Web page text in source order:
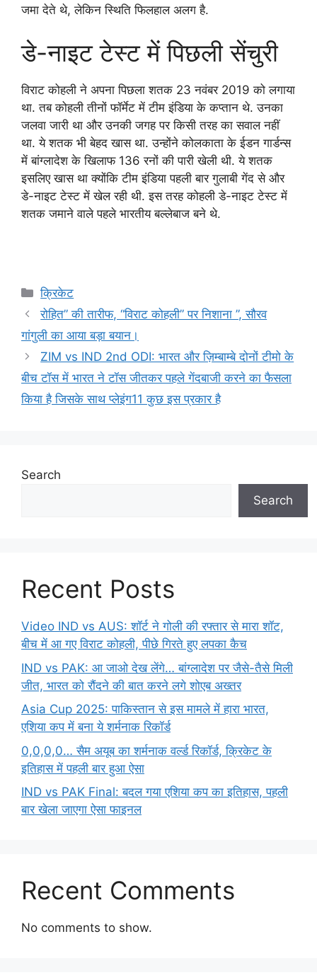
जमा देते थे, लेकिन स्थिति फिलहाल अलग है.
डे-नाइट टेस्ट में पिछली सेंचुरी
विराट कोहली ने अपना पिछला शतक 23 नवंबर 2019 को लगाया
था. तब कोहली तीनों फॉर्मेट में टीम इंडिया के कप्तान थे. उनका
जलवा जारी था और उनकी जगह पर किसी तरह का सवाल नहीं
था. ये शतक भी बेहद खास था. उन्होंने कोलकाता के ईडन गार्डन्स
में बांग्लादेश के खिलाफ 136 रनों की पारी खेली थी. ये शतक
इसलिए खास था क्योंकि टीम इंडिया पहली बार गुलाबी गेंद से और
डे-नाइट टेस्ट में खेल रही थी. इस तरह कोहली डे-नाइट टेस्ट में
शतक जमाने वाले पहले भारतीय बल्लेबाज बने थे.
Categories
क्रिकेट
रोहित” की तारीफ, “विराट कोहली” पर निशाना ”, सौरव
गांगुली का आया बड़ा बयान।
ZIM vs IND 2nd ODI: भारत और ज़िम्बाम्बे दोनों टीमो के
बीच टॉस में भारत ने टॉस जीतकर पहले गेंदबाजी करने का फैसला
किया है जिसके साथ प्लेइंग11 कुछ इस प्रकार है
Search
Search
Recent Posts
Video IND vs AUS: शॉर्ट ने गोली की रफ्तार से मारा शॉट,
बीच में आ गए विराट कोहली, पीछे गिरते हुए लपका कैच
IND vs PAK: आ जाओ देख लेंगे… बांग्लादेश पर जैसे-तैसे मिली
जीत, भारत को रौंदने की बात करने लगे शोएब अख्तर
Asia Cup 2025: पाकिस्तान से इस मामले में हारा भारत,
एशिया कप में बना ये शर्मनाक रिकॉर्ड
0,0,0,0… सैम अयूब का शर्मनाक वर्ल्ड रिकॉर्ड, क्रिकेट के
इतिहास में पहली बार हुआ ऐसा
IND vs PAK Final: बदल गया एशिया कप का इतिहास, पहली
बार खेला जाएगा ऐसा फाइनल
Recent Comments
No comments to show.